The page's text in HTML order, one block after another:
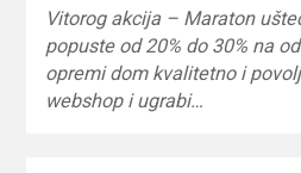
Vitorog akcija – Maraton
popuste od 20% do 30% na
opremi dom kvalitetno i
webshop i ugrabi…